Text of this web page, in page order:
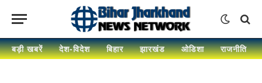
बड़ी खबरें देश-विदेश बिहार झारखंड ओडिशा राजनीति